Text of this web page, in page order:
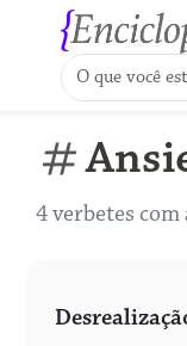
4 verbetes